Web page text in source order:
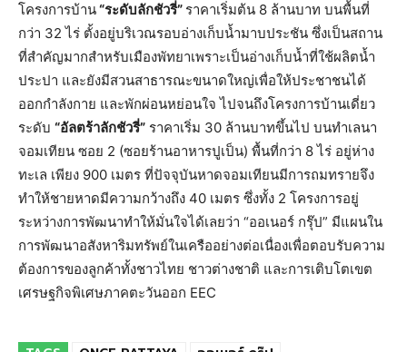
โครงการบ้าน“ระดับลักชัวรี่” ราคาเริ่มต้น 8 ล้านบาท บนพื้นที่
กว่า 32 ไร่ ตั้งอยู่บริเวณรอบอ่างเก็บน้ำมาบประชัน ซึ่งเป็นสถาน
ที่สำคัญมากสำหรับเมืองพัทยาเพราะเป็นอ่างเก็บน้ำที่ใช้ผลิตน้ำ
ประปา และยังมีสวนสาธารณะขนาดใหญ่เพื่อให้ประชาชนได้
ออกกำลังกาย และพักผ่อนหย่อนใจ ไปจนถึงโครงการบ้านเดี่ยว
ระดับ “อัลตร้าลักชัวรี่” ราคาเริ่ม 30 ล้านบาทขึ้นไป บนทำเลนา
จอมเทียน ซอย 2 (ซอยร้านอาหารปูเป็น) พื้นที่กว่า 8 ไร่ อยู่ห่าง
ทะเล เพียง 900 เมตร ที่ปัจจุบันหาดจอมเทียนมีการถมทรายจึง
ทำให้ชายหาดมีความกว้างถึง 40 เมตร ซึ่งทั้ง 2 โครงการอยู่
ระหว่างการพัฒนาทำให้มั่นใจได้เลยว่า “ออเนอร์ กรุ๊ป” มีแผนใน
การพัฒนาอสังหาริมทรัพย์ในเครืออย่างต่อเนื่องเพื่อตอบรับความ
ต้องการของลูกค้าทั้งชาวไทย ชาวต่างชาติ และการเติบโตเขต
เศรษฐกิจพิเศษภาคตะวันออก EEC